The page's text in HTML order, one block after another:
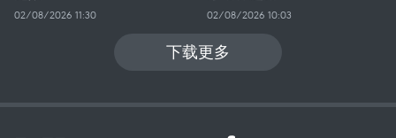
02/08/2026 11:30 02/08/2026 10:03
下载更多